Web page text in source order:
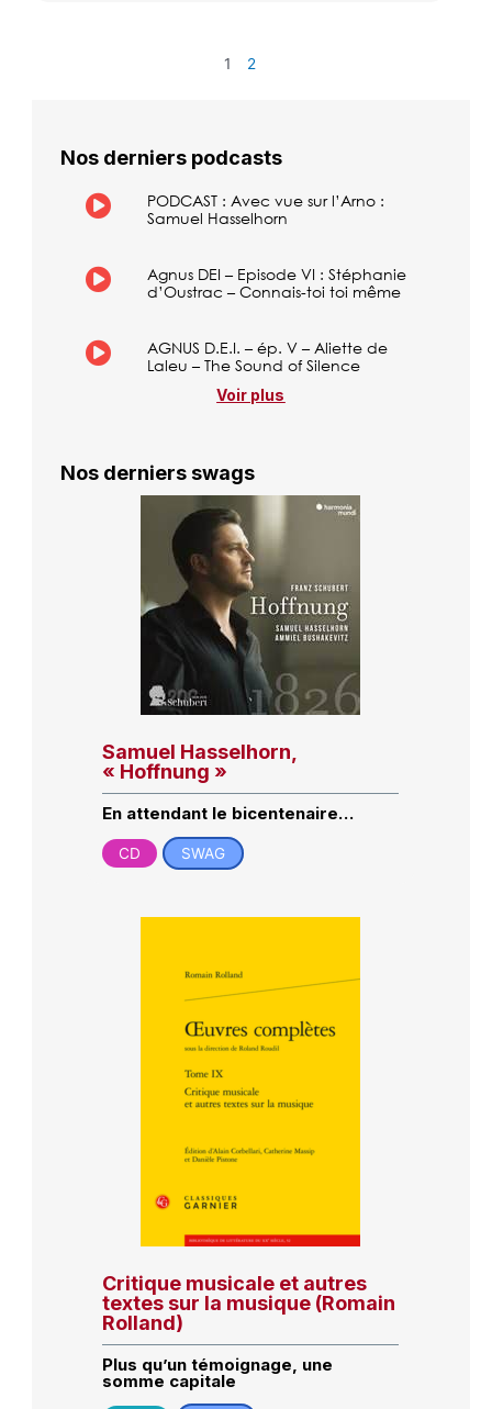
1 2
Nos derniers podcasts
PODCAST : Avec vue sur l’Arno :
Samuel Hasselhorn
Agnus DEI – Episode VI : Stéphanie
d’Oustrac – Connais-toi toi même
AGNUS D.E.I. – ép. V – Aliette de
Laleu – The Sound of Silence
Voir plus
Nos derniers swags
Samuel Hasselhorn,
« Hoffnung »
En attendant le bicentenaire…
CD SWAG
Critique musicale et autres
textes sur la musique (Romain
Rolland)
Plus qu’un témoignage, une
somme capitale